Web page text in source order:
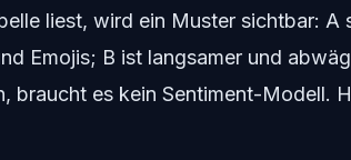
liest, wird ein Muster sichtbar: A
Emojis; B ist langsamer und
braucht es kein Sentiment-Modell.